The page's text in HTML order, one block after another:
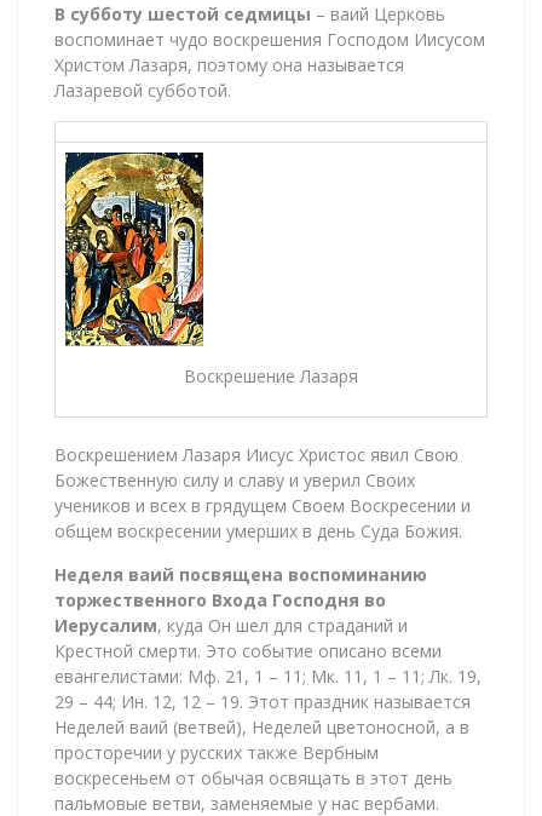
В субботу шестой седмицы – ваий Церковь
воспоминает чудо воскрешения Господом Иисусом
Христом Лазаря, поэтому она называется
Лазаревой субботой.
Воскрешение Лазаря
Воскрешением Лазаря Иисус Христос явил Свою
Божественную силу и славу и уверил Своих
учеников и всех в грядущем Своем Воскресении и
общем воскресении умерших в день Суда Божия.
Неделя ваий посвящена воспоминанию
торжественного Входа Господня во
Иерусалим, куда Он шел для страданий и
Крестной смерти. Это событие описано всеми
евангелистами: Мф. 21, 1 – 11; Мк. 11, 1 – 11; Лк. 19,
29 – 44; Ин. 12, 12 – 19. Этот праздник называется
Неделей ваий (ветвей), Неделей цветоносной, а в
просторечии у русских также Вербным
воскресеньем от обычая освящать в этот день
пальмовые ветви, заменяемые у нас вербами.